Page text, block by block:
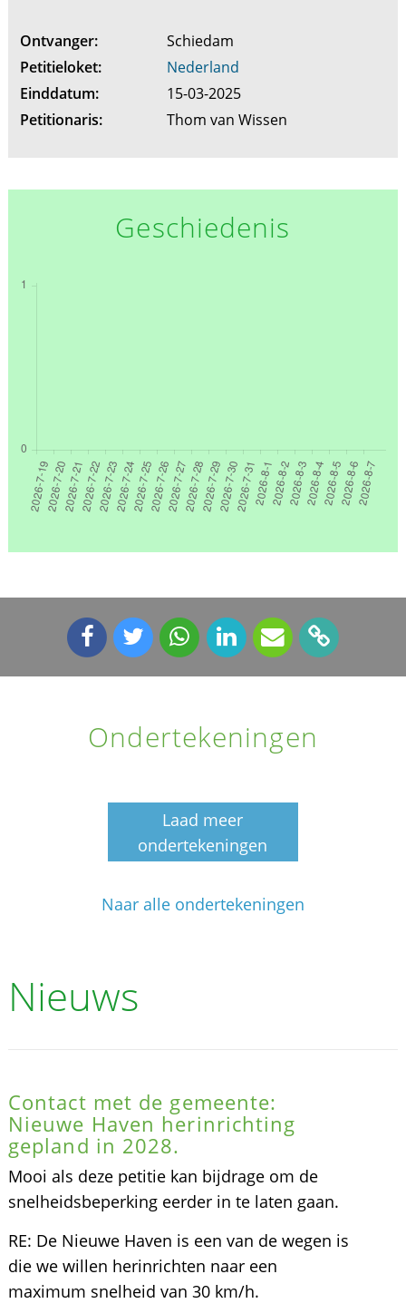
Ontvanger:
Schiedam
Petitieloket:
Nederland
Einddatum:
15-03-2025
Petitionaris:
Thom van Wissen
Geschiedenis
Ondertekeningen
Laad meer
ondertekeningen
Naar alle ondertekeningen
Nieuws
Contact met de gemeente:
Nieuwe Haven herinrichting
gepland in 2028.
Mooi als deze petitie kan bijdrage om de
snelheidsbeperking eerder in te laten gaan.
RE: De Nieuwe Haven is een van de wegen is
die we willen herinrichten naar een
maximum snelheid van 30 km/h.